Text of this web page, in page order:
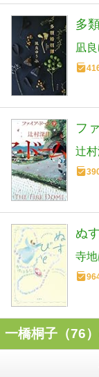
多
凪
フ
辻村
ぬ
寺
一橋桐子（76